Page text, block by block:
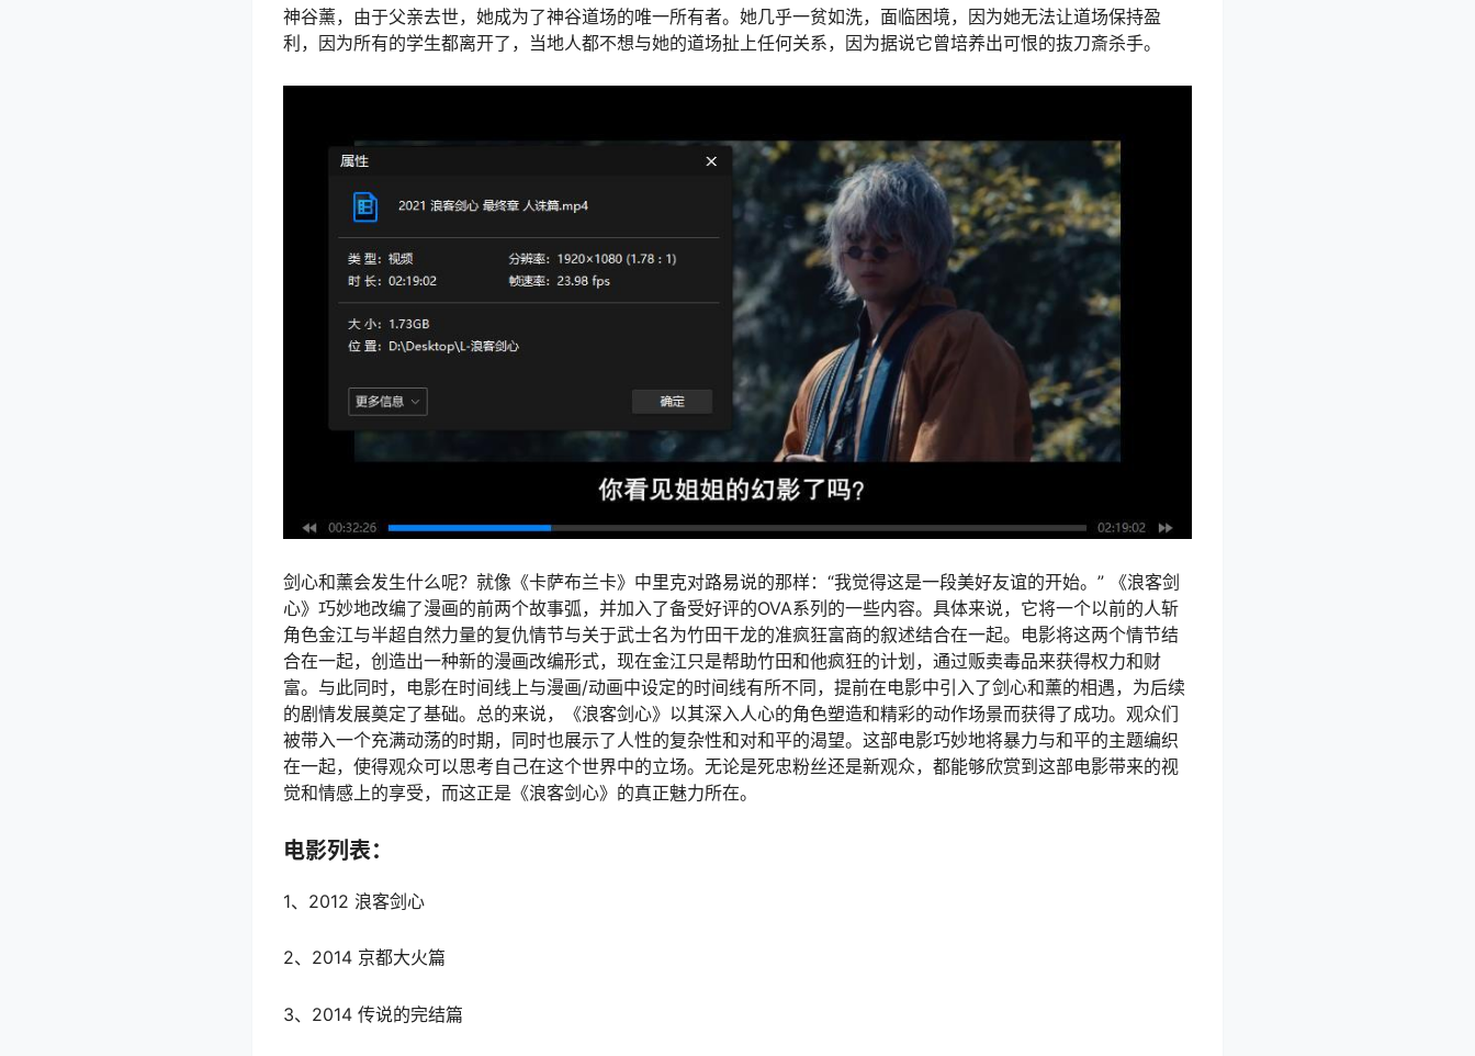
神谷薰，由于父亲去世，她成为了神谷道场的唯一所有者。她几乎一贫如洗，面临困境，因为她无法让道场保持盈
利，因为所有的学生都离开了，当地人都不想与她的道场扯上任何关系，因为据说它曾培养出可恨的抜刀斎杀手。
剑心和薰会发生什么呢？就像《卡萨布兰卡》中里克对路易说的那样：“我觉得这是一段美好友谊的开始。” 《浪客剑
心》巧妙地改编了漫画的前两个故事弧，并加入了备受好评的OVA系列的一些内容。具体来说，它将一个以前的人斩
角色金江与半超自然力量的复仇情节与关于武士名为竹田干龙的准疯狂富商的叙述结合在一起。电影将这两个情节结
合在一起，创造出一种新的漫画改编形式，现在金江只是帮助竹田和他疯狂的计划，通过贩卖毒品来获得权力和财
富。与此同时，电影在时间线上与漫画/动画中设定的时间线有所不同，提前在电影中引入了剑心和薰的相遇，为后续
的剧情发展奠定了基础。总的来说，《浪客剑心》以其深入人心的角色塑造和精彩的动作场景而获得了成功。观众们
被带入一个充满动荡的时期，同时也展示了人性的复杂性和对和平的渴望。这部电影巧妙地将暴力与和平的主题编织
在一起，使得观众可以思考自己在这个世界中的立场。无论是死忠粉丝还是新观众，都能够欣赏到这部电影带来的视
觉和情感上的享受，而这正是《浪客剑心》的真正魅力所在。
电影列表：
1、2012 浪客剑心
2、2014 京都大火篇
3、2014 传说的完结篇